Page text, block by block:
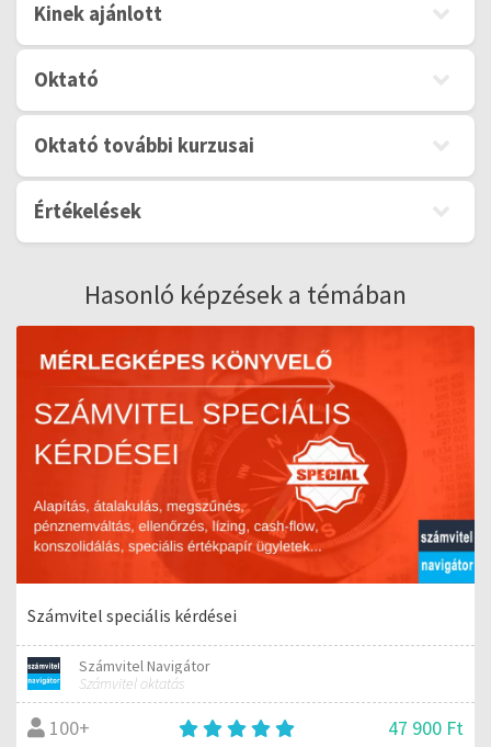
Kinek ajánlott
Oktató
Oktató további kurzusai
Értékelések
Hasonló képzések a témában
Számvitel speciális kérdései
Számvitel Navigátor
Számvitel oktatás
100+ 47 900 Ft